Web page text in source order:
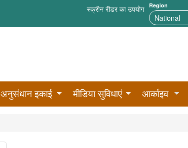
स्क्रीन रीडर का उपयोग Region
अनुसंधान इकाई मीडिया सुविधाएं आर्काइव